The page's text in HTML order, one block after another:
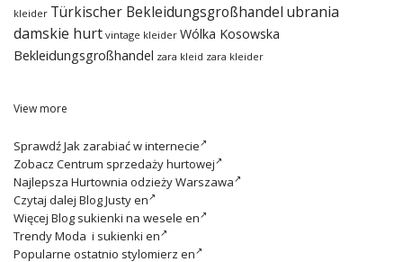
kleider Türkischer Bekleidungsgroßhandel ubrania
damskie hurt vintage kleider Wólka Kosowska
Bekleidungsgroßhandel zara kleid zara kleider
View more
SprawdźJak zarabiać w internecie
Zobacz Centrum sprzedaży hurtowej
Najlepsza Hurtownia odzieży Warszawa
Czytaj dalej Blog Justy en
Więcej Blog sukienki na wesele en
TrendyModa i sukienki en
Popularne ostatnio stylomierz en